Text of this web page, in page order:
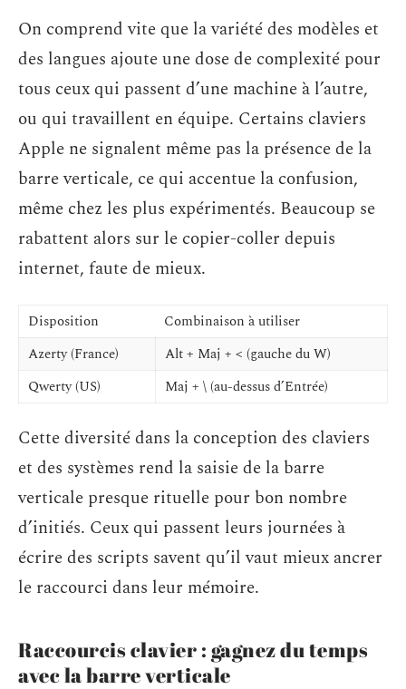
On comprend vite que la variété des modèles et
des langues ajoute une dose de complexité pour
tous ceux qui passent d’une machine à l’autre,
ou qui travaillent en équipe. Certains claviers
Apple ne signalent même pas la présence de la
barre verticale, ce qui accentue la confusion,
même chez les plus expérimentés. Beaucoup se
rabattent alors sur le copier-coller depuis
internet, faute de mieux.
Disposition
Combinaison à utiliser
Azerty (France)
Alt + Maj + < (gauche du W)
Qwerty (US)
Maj + \ (au-dessus d’Entrée)
Cette diversité dans la conception des claviers
et des systèmes rend la saisie de la barre
verticale presque rituelle pour bon nombre
d’initiés. Ceux qui passent leurs journées à
écrire des scripts savent qu’il vaut mieux ancrer
le raccourci dans leur mémoire.
Raccourcis clavier : gagnez du temps
avec la barre verticale